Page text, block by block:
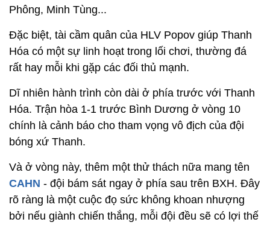
Phông, Minh Tùng...
Đặc biệt, tài cầm quân của HLV Popov giúp Thanh
Hóa có một sự linh hoạt trong lối chơi, thường đá
rất hay mỗi khi gặp các đối thủ mạnh.
Dĩ nhiên hành trình còn dài ở phía trước với Thanh
Hóa. Trận hòa 1-1 trước Bình Dương ở vòng 10
chính là cảnh báo cho tham vọng vô địch của đội
bóng xứ Thanh.
Và ở vòng này, thêm một thử thách nữa mang tên
CAHN - đội bám sát ngay ở phía sau trên BXH. Đây
rõ ràng là một cuộc đọ sức không khoan nhượng
bởi nếu giành chiến thắng, mỗi đội đều sẽ có lợi thế